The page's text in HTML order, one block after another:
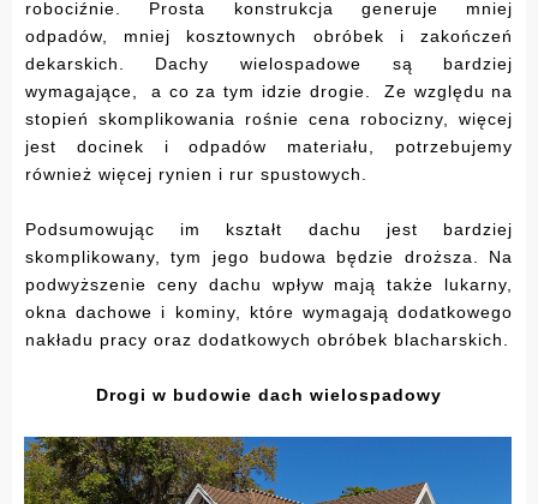
robociźnie. Prosta konstrukcja generuje mniej
odpadów, mniej kosztownych obróbek i zakończeń
dekarskich. Dachy wielospadowe są bardziej
wymagające, a co za tym idzie drogie. Ze względu na
stopień skomplikowania rośnie cena robocizny, więcej
jest docinek i odpadów materiału, potrzebujemy
również więcej rynien i rur spustowych.
Podsumowując im kształt dachu jest bardziej
skomplikowany, tym jego budowa będzie droższa. Na
podwyższenie ceny dachu wpływ mają także lukarny,
okna dachowe i kominy, które wymagają dodatkowego
nakładu pracy oraz dodatkowych obróbek blacharskich.
Drogi w budowie dach wielospadowy